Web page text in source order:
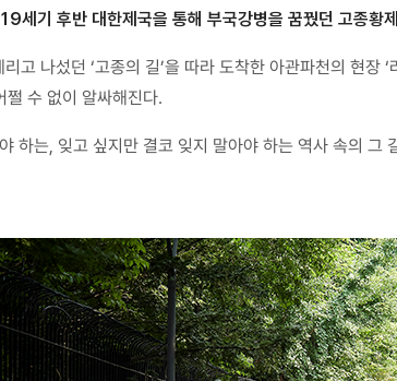
세기 후반 대한제국을 통해 부국강병을 꿈꿨던 고종
나섰던 ‘고종의 길’을 따라 도착한 아관파천의 현장
쩔 수 없이 알싸해진다.
하는, 잊고 싶지만 결코 잊지 말아야 하는 역사 속의 그